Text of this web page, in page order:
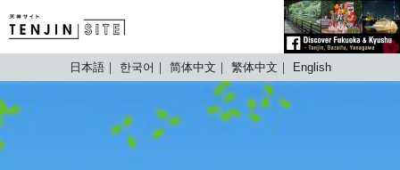
TENJIN SITE
日本語 한국어 简体中文 繁体中文 English